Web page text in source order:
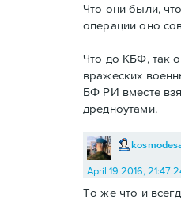
Что они были,
операции оно
Что до КБФ, так
вражеских
БФ РИ вместе
дредноутами.
April 19 2016,
То же что и